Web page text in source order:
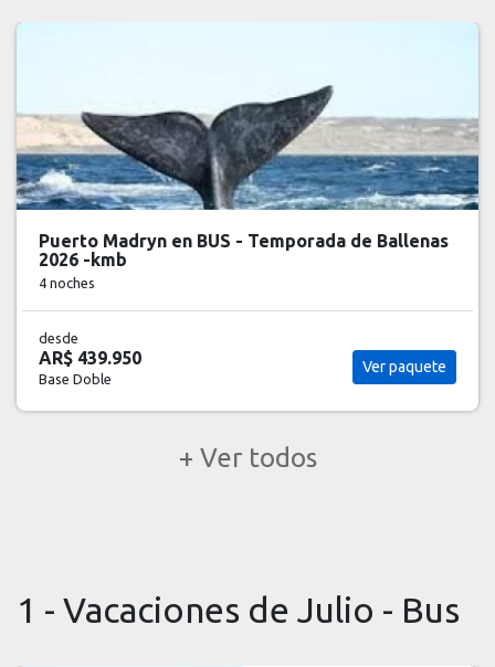
Puerto Madryn en BUS - Temporada de Ballenas
2026 -kmb
4 noches
desde
AR$ 439.950
Base Doble
Ver paquete
+ Ver todos
1 - Vacaciones de Julio - Bus